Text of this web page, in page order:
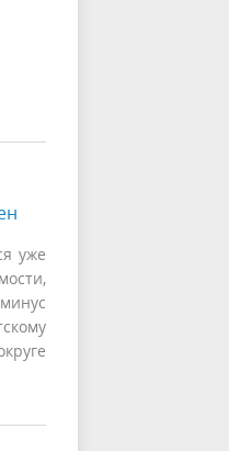
уже